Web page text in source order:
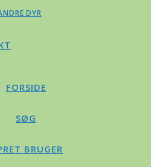
DYR
FORSIDE
SØG
BRUGER